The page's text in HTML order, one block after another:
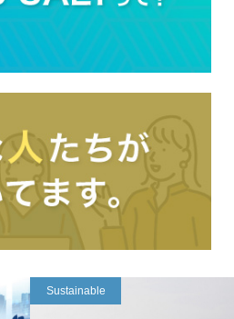
Sustainable